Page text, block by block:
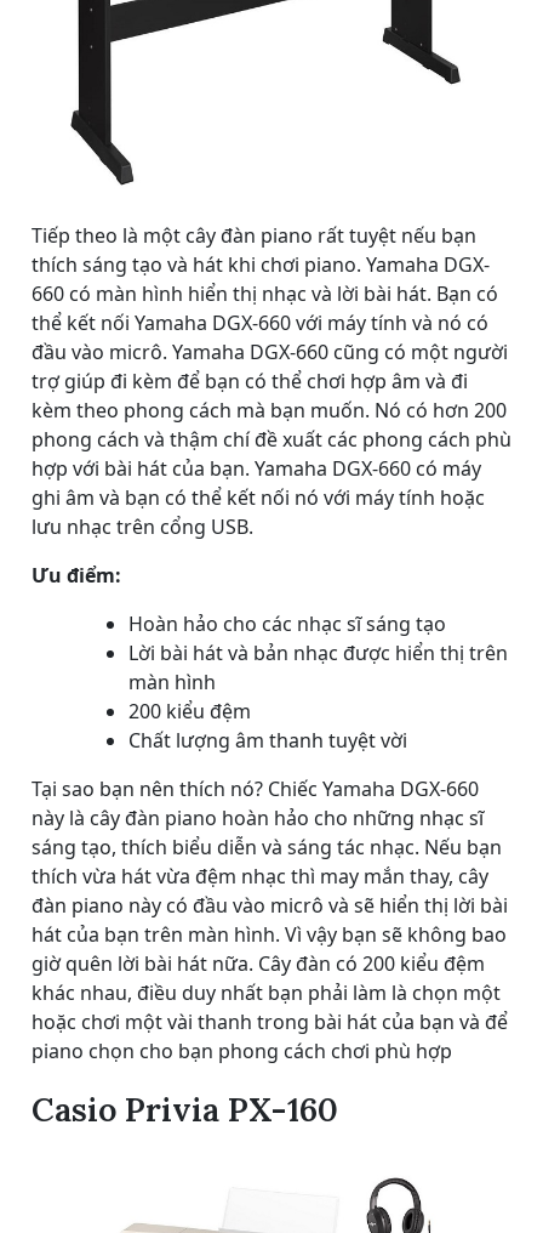
Tiếp theo là một cây đàn piano rất tuyệt nếu bạn
thích sáng tạo và hát khi chơi piano. Yamaha DGX-
660 có màn hình hiển thị nhạc và lời bài hát. Bạn có
thể kết nối Yamaha DGX-660 với máy tính và nó có
đầu vào micrô. Yamaha DGX-660 cũng có một người
trợ giúp đi kèm để bạn có thể chơi hợp âm và đi
kèm theo phong cách mà bạn muốn. Nó có hơn 200
phong cách và thậm chí đề xuất các phong cách phù
hợp với bài hát của bạn. Yamaha DGX-660 có máy
ghi âm và bạn có thể kết nối nó với máy tính hoặc
lưu nhạc trên cổng USB.
Ưu điểm:
Hoàn hảo cho các nhạc sĩ sáng tạo
Lời bài hát và bản nhạc được hiển thị trên
màn hình
200 kiểu đệm
Chất lượng âm thanh tuyệt vời
Tại sao bạn nên thích nó? Chiếc Yamaha DGX-660
này là cây đàn piano hoàn hảo cho những nhạc sĩ
sáng tạo, thích biểu diễn và sáng tác nhạc. Nếu bạn
thích vừa hát vừa đệm nhạc thì may mắn thay, cây
đàn piano này có đầu vào micrô và sẽ hiển thị lời bài
hát của bạn trên màn hình. Vì vậy bạn sẽ không bao
giờ quên lời bài hát nữa. Cây đàn có 200 kiểu đệm
khác nhau, điều duy nhất bạn phải làm là chọn một
hoặc chơi một vài thanh trong bài hát của bạn và để
piano chọn cho bạn phong cách chơi phù hợp
Casio Privia PX-160